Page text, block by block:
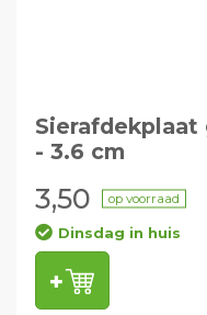
- 3.6 cm
3,50 op voorraad
Dinsdag in huis